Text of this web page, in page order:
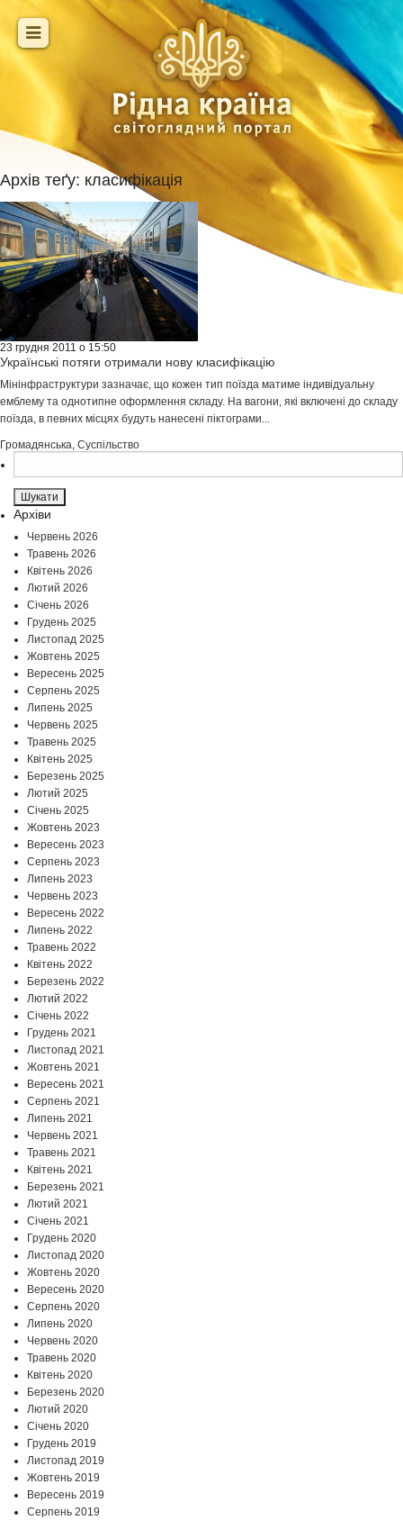
Архів теґу: класифікація
23 грудня 2011 о 15:50
Українські потяги отримали нову класифікацію
Мінінфраструктури зазначає, що кожен тип поїзда матиме індивідуальну
емблему та однотипне оформлення складу. На вагони, які включені до складу
поїзда, в певних місцях будуть нанесені піктограми...
Громадянська, Суспільство
Архіви
Червень 2026
Травень 2026
Квітень 2026
Лютий 2026
Січень 2026
Грудень 2025
Листопад 2025
Жовтень 2025
Вересень 2025
Серпень 2025
Липень 2025
Червень 2025
Травень 2025
Квітень 2025
Березень 2025
Лютий 2025
Січень 2025
Жовтень 2023
Вересень 2023
Серпень 2023
Липень 2023
Червень 2023
Вересень 2022
Липень 2022
Травень 2022
Квітень 2022
Березень 2022
Лютий 2022
Січень 2022
Грудень 2021
Листопад 2021
Жовтень 2021
Вересень 2021
Серпень 2021
Липень 2021
Червень 2021
Травень 2021
Квітень 2021
Березень 2021
Лютий 2021
Січень 2021
Грудень 2020
Листопад 2020
Жовтень 2020
Вересень 2020
Серпень 2020
Липень 2020
Червень 2020
Травень 2020
Квітень 2020
Березень 2020
Лютий 2020
Січень 2020
Грудень 2019
Листопад 2019
Жовтень 2019
Вересень 2019
Серпень 2019